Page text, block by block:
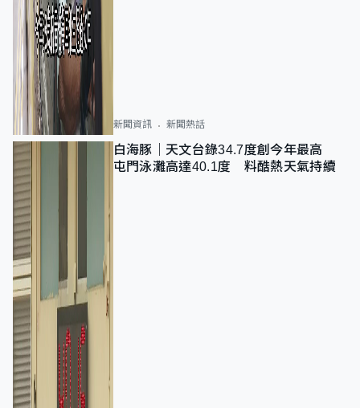
新聞資訊 新聞熱話
白海豚｜天文台錄34.7度創今年最高
屯門泳灘高達40.1度 料酷熱天氣持續